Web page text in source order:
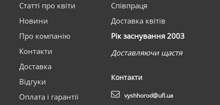
Статті про квіти
Новини
Про компанію
Контакти
Доставка
Відгуки
Оплата і гарантії
Співпраця
Доставка квітів
Рік заснування 2003
Доставляючи щастя
Контакти
vyshhorod@ufl.ua